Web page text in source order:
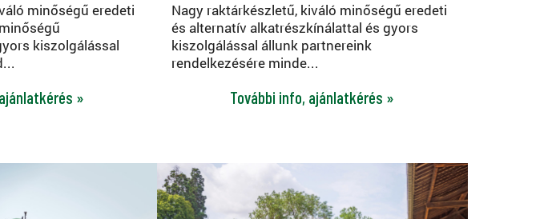
minőségű eredeti
kiszolgálással
»
Nagy raktárkészletű, kiváló minőségű eredeti
és alternatív alkatrészkínálattal és gyors
kiszolgálással állunk partnereink
rendelkezésére minde...
További info, ajánlatkérés »